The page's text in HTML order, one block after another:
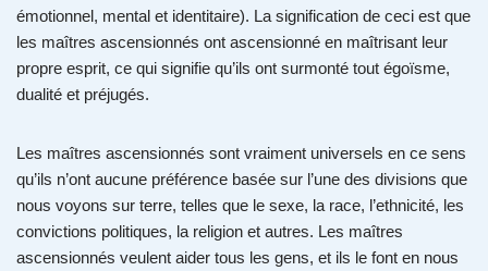
émotionnel, mental et identitaire). La signification de ceci est que
les maîtres ascensionnés ont ascensionné en maîtrisant leur
propre esprit, ce qui signifie qu’ils ont surmonté tout égoïsme,
dualité et préjugés.
Les maîtres ascensionnés sont vraiment universels en ce sens
qu’ils n’ont aucune préférence basée sur l’une des divisions que
nous voyons sur terre, telles que le sexe, la race, l’ethnicité, les
convictions politiques, la religion et autres. Les maîtres
ascensionnés veulent aider tous les gens, et ils le font en nous